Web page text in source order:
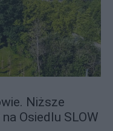
Niższe
Osiedlu SLOW